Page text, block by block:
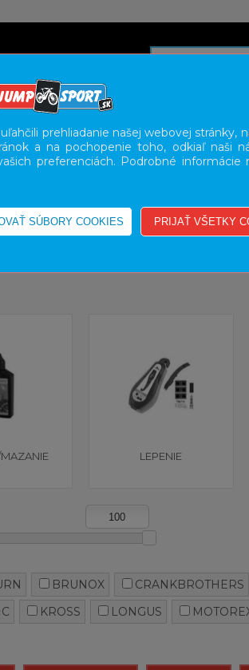
KARIÉRA BODY GEOMETRY FIT
LEPENIE
BRUNOX CRANKBROTHERS
KROSS LONGUS
prehliadanie našej webovej stránky,
a na pochopenie toho, odkiaľ naši
preferenciách. Podrobné informácie